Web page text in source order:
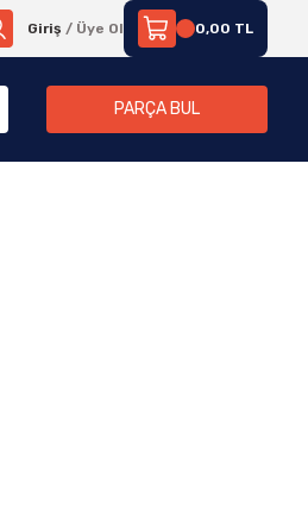
Giriş / Üye Ol 0,00 TL
PARÇA BUL